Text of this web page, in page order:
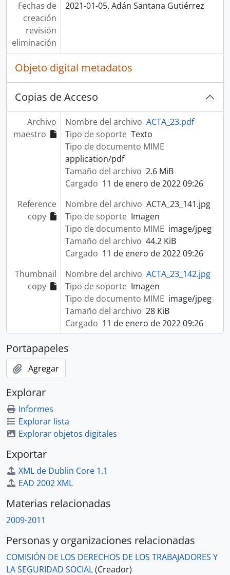
Fechas de
creación
revisión
eliminación
2021-01-05. Adán Santana Gutiérrez
Objeto digital metadatos
Copias de Acceso
Archivo
maestro
Nombre del archivo ACTA_23.pdf
Tipo de soporte Texto
Tipo de documento MIME
application/pdf
Tamaño del archivo 2.6 MiB
Cargado 11 de enero de 2022 09:26
Reference
copy
Nombre del archivo ACTA_23_141.jpg
Tipo de soporte Imagen
Tipo de documento MIME image/jpeg
Tamaño del archivo 44.2 KiB
Cargado 11 de enero de 2022 09:26
Thumbnail
copy
Nombre del archivo ACTA_23_142.jpg
Tipo de soporte Imagen
Tipo de documento MIME image/jpeg
Tamaño del archivo 28 KiB
Cargado 11 de enero de 2022 09:26
Portapapeles
Agregar
Explorar
Informes
Explorar lista
Explorar objetos digitales
Exportar
XML de Dublin Core 1.1
EAD 2002 XML
Materias relacionadas
2009-2011
Personas y organizaciones relacionadas
COMISIÓN DE LOS DERECHOS DE LOS TRABAJADORES Y
LA SEGURIDAD SOCIAL(Creador)